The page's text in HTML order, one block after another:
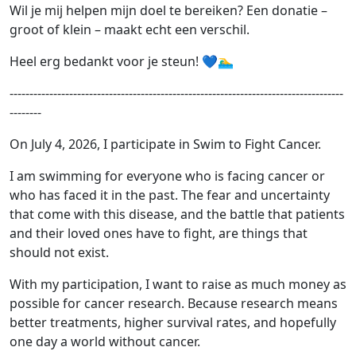
Wil je mij helpen mijn doel te bereiken? Een donatie –
groot of klein – maakt echt een verschil.
Heel erg bedankt voor je steun! 💙🏊‍♂️
------------------------------------------------------------------------------------
--------
On July 4, 2026, I participate in Swim to Fight Cancer.
I am swimming for everyone who is facing cancer or
who has faced it in the past. The fear and uncertainty
that come with this disease, and the battle that patients
and their loved ones have to fight, are things that
should not exist.
With my participation, I want to raise as much money as
possible for cancer research. Because research means
better treatments, higher survival rates, and hopefully
one day a world without cancer.